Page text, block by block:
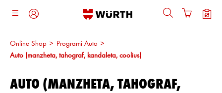
kryesore
Online Shop > Programi Auto >
Auto (manzheta, tahograf, kandaleta, coolius)
AUTO (MANZHETA, TAHOGRAF,